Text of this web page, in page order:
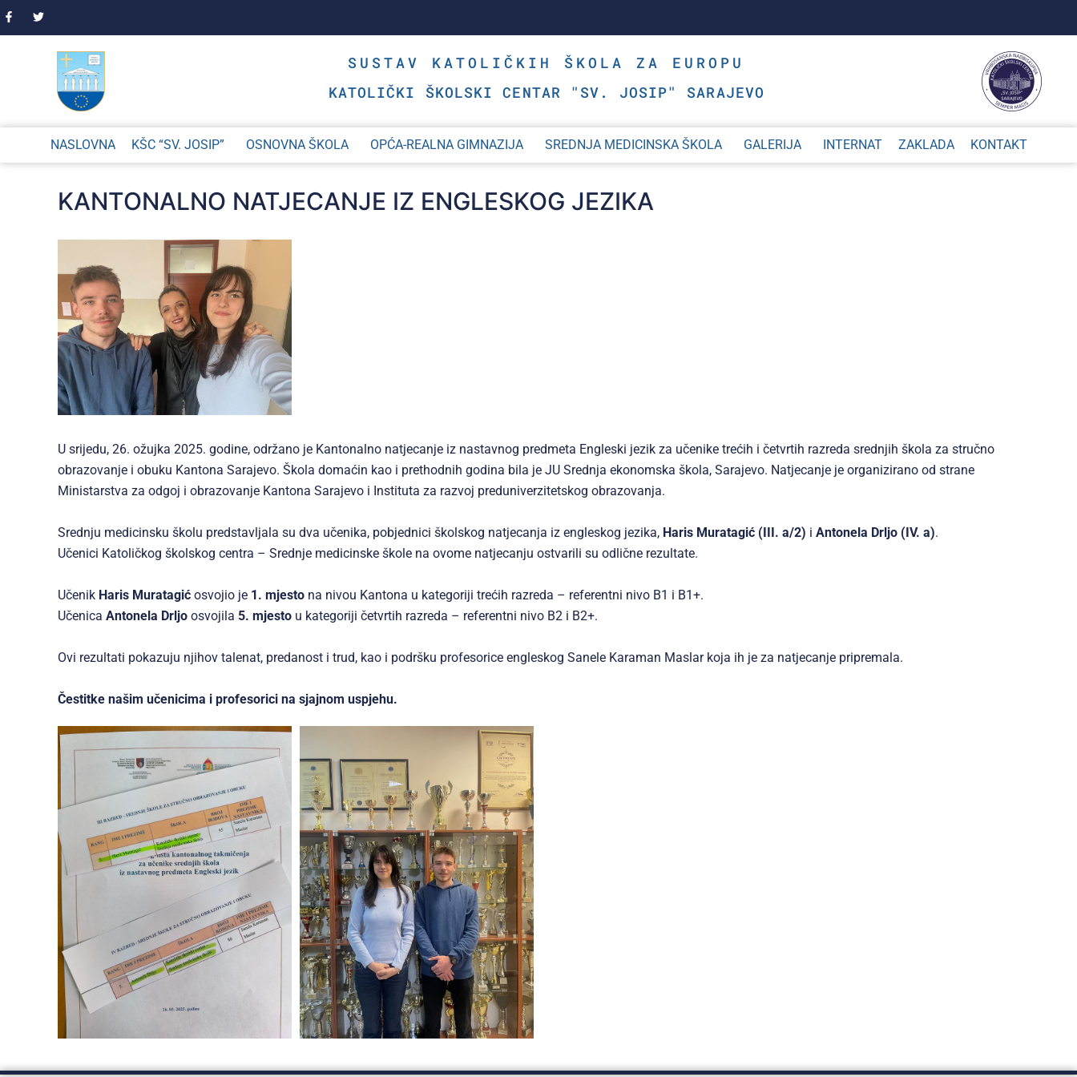
SUSTAV KATOLIČKIH ŠKOLA ZA EUROPU
KATOLIČKI ŠKOLSKI CENTAR "SV. JOSIP" SARAJEVO
NASLOVNA KŠC “SV. JOSIP” OSNOVNA ŠKOLA OPĆA-REALNA GIMNAZIJA SREDNJA MEDICINSKA ŠKOLA GALERIJA INTERNAT ZAKLADA KONTAKT
KANTONALNO NATJECANJE IZ ENGLESKOG JEZIKA
U srijedu, 26. ožujka 2025. godine, održano je Kantonalno natjecanje iz nastavnog predmeta Engleski jezik za učenike trećih i četvrtih razreda srednjih škola za stručno
obrazovanje i obuku Kantona Sarajevo. Škola domaćin kao i prethodnih godina bila je JU Srednja ekonomska škola, Sarajevo. Natjecanje je organizirano od strane
Ministarstva za odgoj i obrazovanje Kantona Sarajevo i Instituta za razvoj preduniverzitetskog obrazovanja.
Srednju medicinsku školu predstavljala su dva učenika, pobjednici školskog natjecanja iz engleskog jezika, Haris Muratagić (III. a/2) i Antonela Drljo (IV. a).
Učenici Katoličkog školskog centra – Srednje medicinske škole na ovome natjecanju ostvarili su odlične rezultate.
Učenik Haris Muratagić osvojio je 1. mjesto na nivou Kantona u kategoriji trećih razreda – referentni nivo B1 i B1+.
Učenica Antonela Drljo osvojila 5. mjesto u kategoriji četvrtih razreda – referentni nivo B2 i B2+.
Ovi rezultati pokazuju njihov talenat, predanost i trud, kao i podršku profesorice engleskog Sanele Karaman Maslar koja ih je za natjecanje pripremala.
Čestitke našim učenicima i profesorici na sjajnom uspjehu.